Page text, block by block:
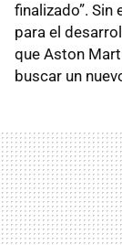
finalizado”. Sin
para el
que Aston
buscar un